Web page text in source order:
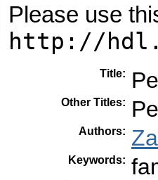
Please use
http://
Title:
Other Titles:
Authors:
Keywords: